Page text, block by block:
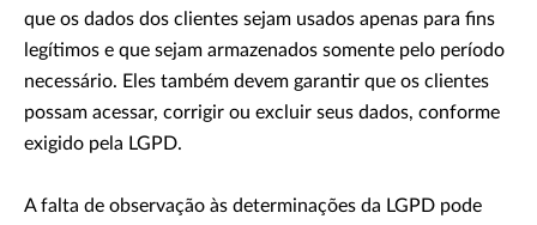
que os dados dos clientes sejam usados apenas para fins
legítimos e que sejam armazenados somente pelo período
necessário. Eles também devem garantir que os clientes
possam acessar, corrigir ou excluir seus dados, conforme
exigido pela LGPD.
A falta de observação às determinações da LGPD pode